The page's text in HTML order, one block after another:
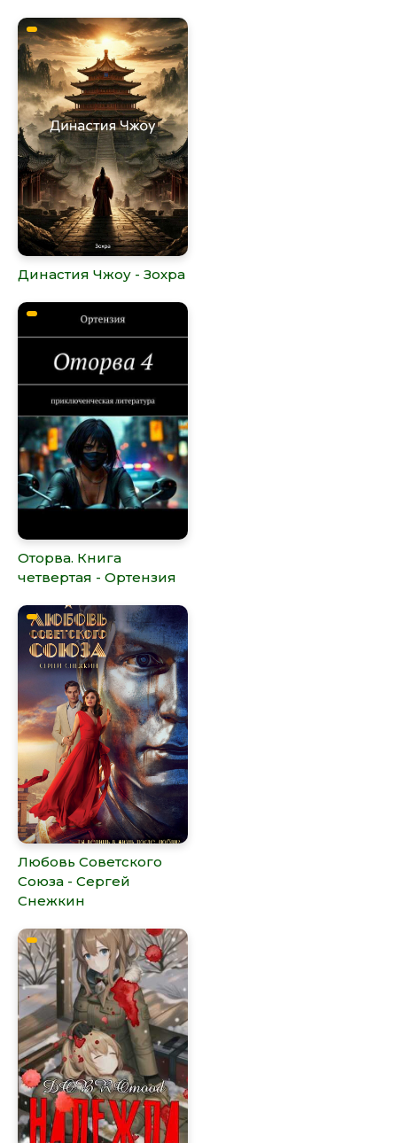
Династия Чжоу - Зохра
Оторва. Книга
четвертая - Ортензия
Любовь Советского
Союза - Сергей
Снежкин